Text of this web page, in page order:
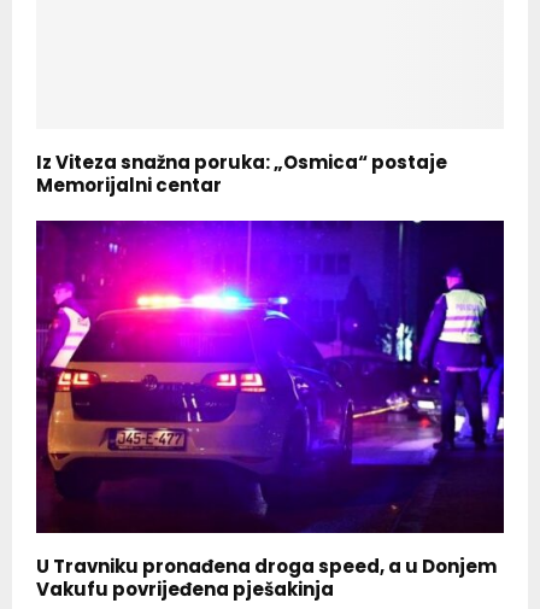
Iz Viteza snažna poruka: „Osmica“ postaje
Memorijalni centar
U Travniku pronađena droga speed, a u Donjem
Vakufu povrijeđena pješakinja